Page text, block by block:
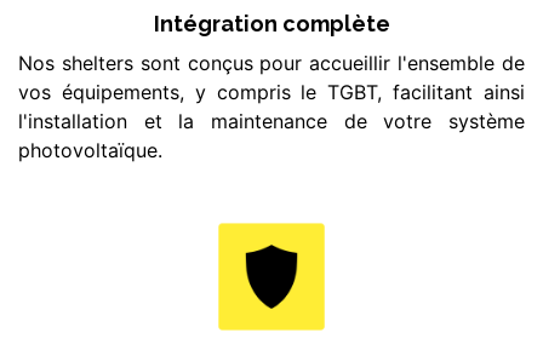
Intégration complète
Nos shelters sont conçus pour accueillir l'ensemble de
vos équipements, y compris le TGBT, facilitant ainsi
l'installation et la maintenance de votre système
photovoltaïque.